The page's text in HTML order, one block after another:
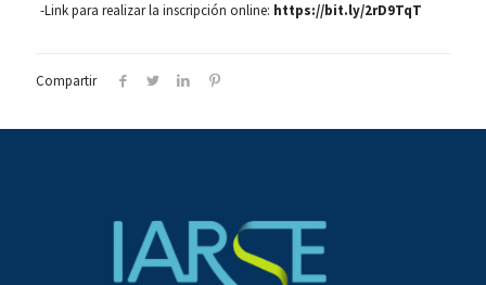
-Link para realizar la inscripción online: https://bit.ly/2rD9TqT
Compartir